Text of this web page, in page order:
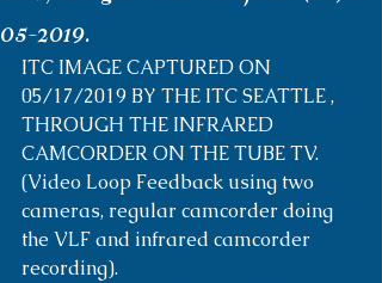
05-2019.
ITC IMAGE CAPTURED ON
05/17/2019 BY THE ITC SEATTLE ,
THROUGH THE INFRARED
CAMCORDER ON THE TUBE TV.
(Video Loop Feedback using two
cameras, regular camcorder doing
the VLF and infrared camcorder
recording).